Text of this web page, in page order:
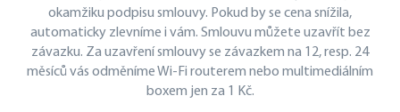
okamžiku podpisu smlouvy. Pokud by se cena snížila,
automaticky zlevníme i vám. Smlouvu můžete uzavřít bez
závazku. Za uzavření smlouvy se závazkem na 12, resp. 24
měsíců vás odměníme Wi-Fi routerem nebo multimediálním
boxem jen za 1 Kč.